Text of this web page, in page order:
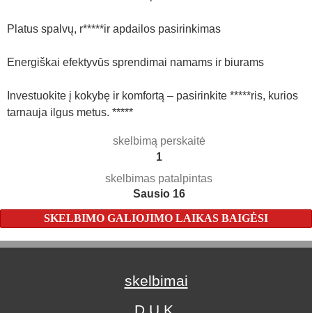
Platus spalvų, r*****ir apdailos pasirinkimas
Energiškai efektyvūs sprendimai namams ir biurams
Investuokite į kokybę ir komfortą – pasirinkite *****ris, kurios
tarnauja ilgus metus. *****
skelbimą perskaitė
1
skelbimas patalpintas
Sausio 16
SKELBIMO GALIOJIMO LAIKAS BAIGĖSI
skelbimai
D.U.K.